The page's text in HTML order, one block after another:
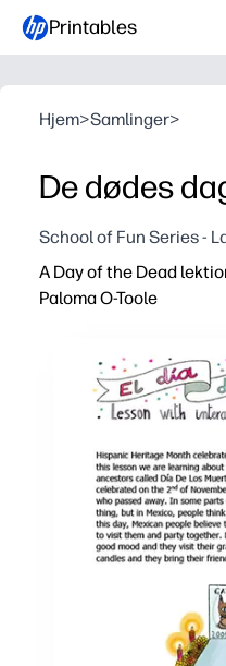
Printables
Hjem>Samlinger>
De dødes
School of Fun Series -
A Day of the Dead
Paloma O-Toole